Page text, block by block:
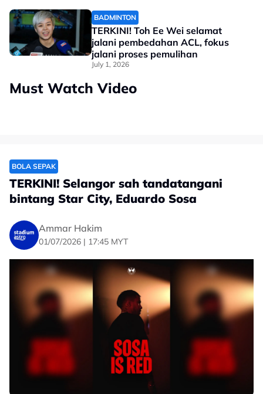
BADMINTON
TERKINI! Toh Ee Wei selamat
jalani pembedahan ACL, fokus
jalani proses pemulihan
July 1, 2026
Must Watch Video
BOLA SEPAK
TERKINI! Selangor sah tandatangani
bintang Star City, Eduardo Sosa
Ammar Hakim
01/07/2026 | 17:45 MYT